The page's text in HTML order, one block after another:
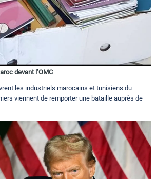
devant l’OMC
les industriels marocains et tunisiens du
viennent de remporter une bataille auprès de